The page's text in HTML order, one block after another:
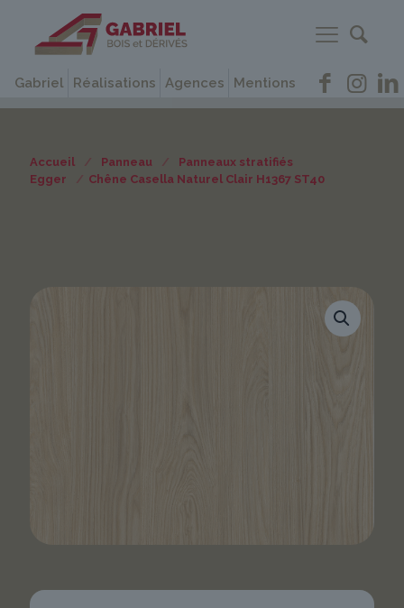
Gabriel Réalisations Agences Mentions
Accueil / Panneau /
Panneaux stratifiés
Egger
/ Chêne Casella Naturel Clair H1367 ST40